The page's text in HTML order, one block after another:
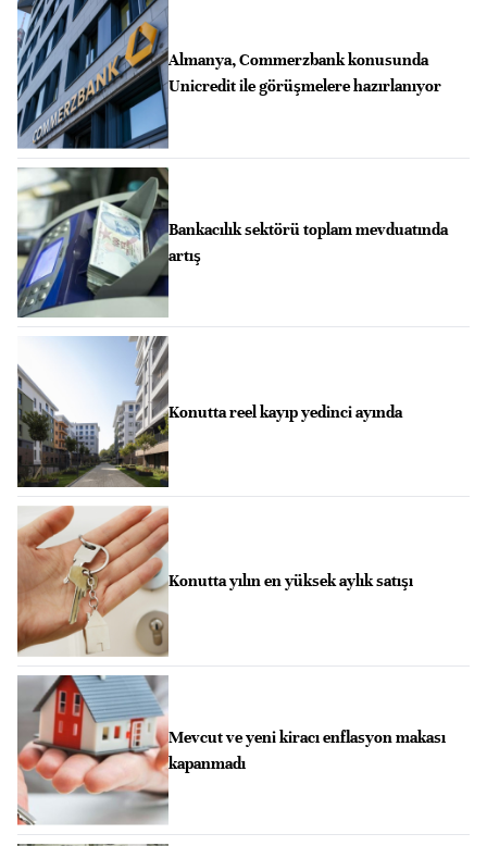
Almanya, Commerzbank konusunda
Unicredit ile görüşmelere hazırlanıyor
Bankacılık sektörü toplam mevduatında
artış
Konutta reel kayıp yedinci ayında
Konutta yılın en yüksek aylık satışı
Mevcut ve yeni kiracı enflasyon makası
kapanmadı